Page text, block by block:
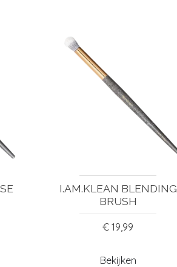
I.AM.KLEAN BLENDING
BRUSH
€ 19,99
Bekijken